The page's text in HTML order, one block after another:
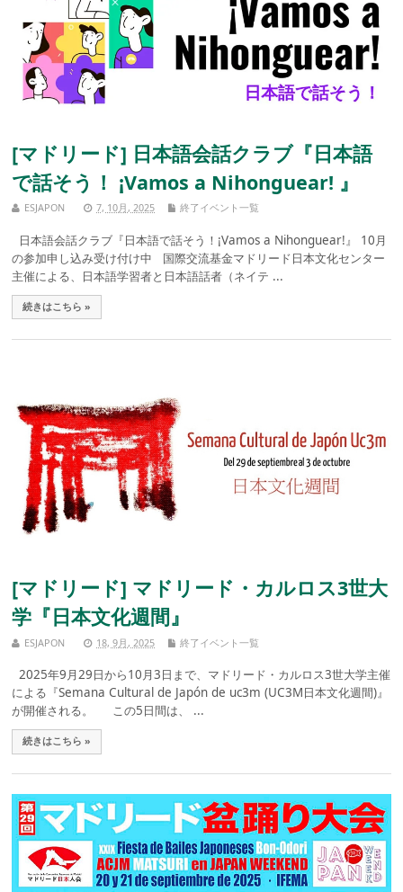
[マドリード] 日本語会話クラブ『日本語
で話そう！ ¡Vamos a Nihonguear! 』
ESJAPON 7, 10月, 2025 終了イベント一覧
日本語会話クラブ『日本語で話そう！¡Vamos a Nihonguear!』 10月
の参加申し込み受け付け中 国際交流基金マドリード日本文化センター
主催による、日本語学習者と日本語話者（ネイテ ...
続きはこちら »
[マドリード] マドリード・カルロス3世大
学『日本文化週間』
ESJAPON 18, 9月, 2025 終了イベント一覧
2025年9月29日から10月3日まで、マドリード・カルロス3世大学主催
による『Semana Cultural de Japón de uc3m (UC3M日本文化週間)』
が開催される。 この5日間は、 ...
続きはこちら »